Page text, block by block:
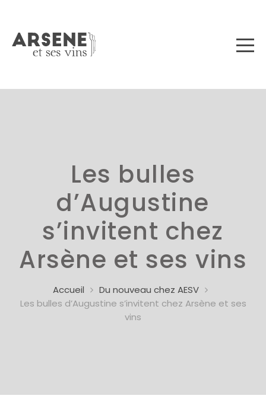
Les bulles
d’Augustine
s’invitent chez
Arsène et ses vins
Accueil
Du nouveau chez AESV
Les bulles d’Augustine s’invitent chez Arsène et ses
vins